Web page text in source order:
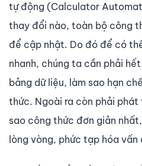
tự động (Calculator
thay đổi nào, toàn bộ công
để cập nhật. Do đó để có
nhanh, chúng ta cần phải
bảng dữ liệu, làm sao hạn
thức. Ngoài ra còn phải
sao công thức đơn giản
lòng vòng, phức tạp hóa vấn